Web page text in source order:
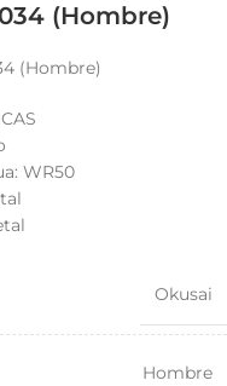
(Hombre)
(Hombre)
WR50
Okusai
Hombre